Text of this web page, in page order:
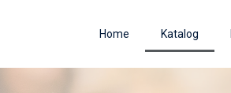
Home Katalog